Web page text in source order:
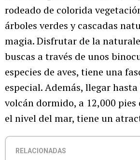
rodeado de colorida
árboles verdes y cascadas
magia. Disfrutar de la
buscas a través de unos
especies de aves, tiene una
especial. Además, llegar
volcán dormido, a 12,000
el nivel del mar, tiene un
RELACIONADAS